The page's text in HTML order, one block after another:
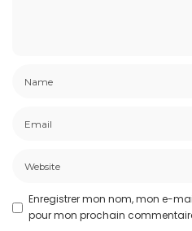
Enregistrer mon nom, mon e-
pour mon prochain